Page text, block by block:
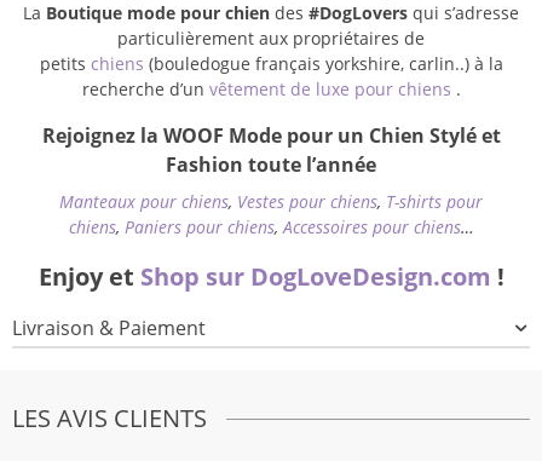
La Boutique mode pour chien des #DogLovers qui s’adresse
particulièrement aux propriétaires de
petits chiens (bouledogue français yorkshire, carlin..) à la
recherche d’un vêtement de luxe pour chiens .
Rejoignez la WOOF Mode pour un Chien Stylé et
Fashion toute l’année
Manteaux pour chiens, Vestes pour chiens, T-shirts pour
chiens, Paniers pour chiens,Accessoires pour chiens…
Enjoy et Shop sur DogLoveDesign.com !
Livraison & Paiement
LES AVIS CLIENTS